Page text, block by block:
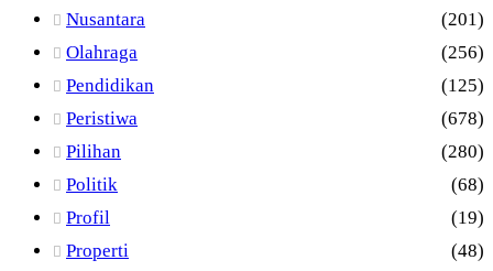
Nusantara
(201)
Olahraga
(256)
Pendidikan
(125)
Peristiwa
(678)
Pilihan
(280)
Politik
(68)
Profil
(19)
Properti
(48)